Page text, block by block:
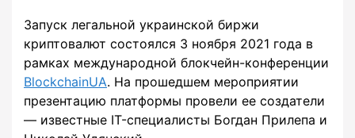
Запуск легальной украинской биржи
криптовалют состоялся 3 ноября 2021 года в
рамках международной блокчейн-конференции
BlockchainUA. На прошедшем мероприятии
презентацию платформы провели ее создатели
— известные IT-специалисты Богдан Прилепа и